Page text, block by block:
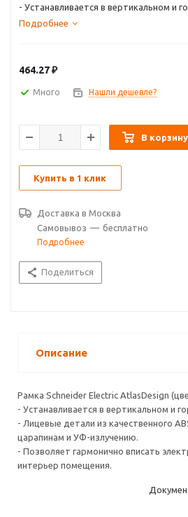
- Устанавливается в вертикальном и
- Лицевые детали из качественного
Подробнее
464.27₽
Много Нашли дешевле?
В корзину
Купить в 1 клик
Доставка в Москва
Самовывоз — бесплатно
Подробнее
Поделиться
Описание
Рамка Schneider Electric AtlasDesign
- Устанавливается в вертикальном и
- Лицевые детали из качественного
царапинам и УФ-излучению.
- Позволяет гармонично вписать
интерьер помещения.